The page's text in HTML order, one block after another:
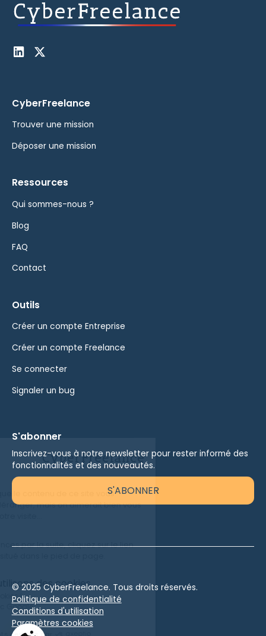
CyberFreelance
Trouver une mission
Déposer une mission
Ressources
Qui sommes-nous ?
Blog
FAQ
Contact
Outils
Créer un compte Entreprise
Créer un compte Freelance
Se connecter
Signaler un bug
S'abonner
Inscrivez-vous à notre newsletter pour rester informé des
fonctionnalités et des nouveautés.
S'ABONNER
© 2025 CyberFreelance. Tous droits réservés.
Politique de confidentialité
Conditions d'utilisation
Paramètres cookies